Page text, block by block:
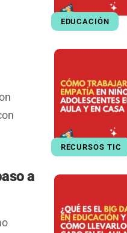
EDUCACIÓN
RECURSOS TIC
a